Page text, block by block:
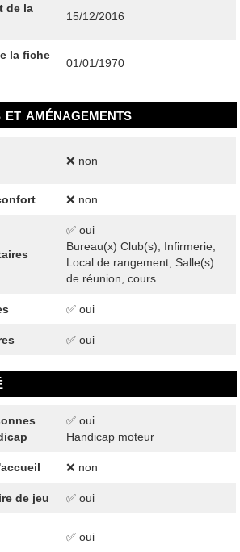
de la
15/12/2016
la fiche
01/01/1970
et aménagements
❌ non
❌ non
✅ oui
Bureau(x) Club(s), Infirmerie,
Local de rangement, Salle(s)
de réunion, cours
✅ oui
✅ oui
✅ oui
Handicap moteur
❌ non
de jeu ✅ oui
✅ oui